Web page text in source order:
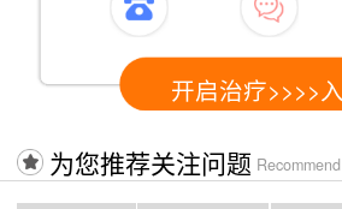
开启治疗>>>>
为您推荐关注问题